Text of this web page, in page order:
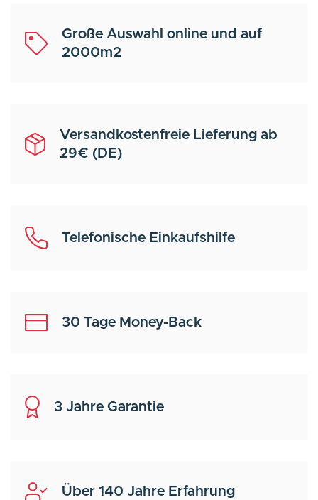
Große Auswahl online und auf
2000m2
Versandkostenfreie Lieferung ab
29€ (DE)
Telefonische Einkaufshilfe
30 Tage Money-Back
3 Jahre Garantie
Über 140 Jahre Erfahrung